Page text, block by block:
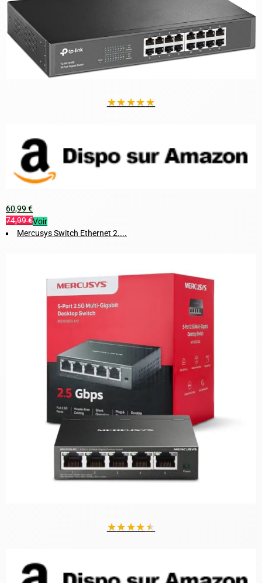
★★★★★
60,99 €
74,99 €Voir
Mercusys Switch Ethernet 2....
★★★★★